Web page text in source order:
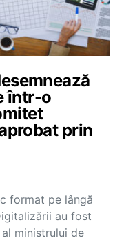
într-o
prin
format pe lângă
au fost
ministrului de